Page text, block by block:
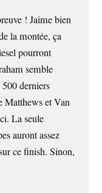
! Jaime bien
la montée, ça
pourront
semble
derniers
Matthews et Van
La seule
auront assez
ce finish. Sinon,